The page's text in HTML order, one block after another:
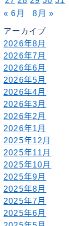
« 6月
8月 »
アーカイブ
2026年8月
2026年7月
2026年6月
2026年5月
2026年4月
2026年3月
2026年2月
2026年1月
2025年12月
2025年11月
2025年10月
2025年9月
2025年8月
2025年7月
2025年6月